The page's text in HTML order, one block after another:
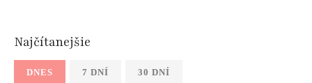
Najčítanejšie
DNES 7 DNÍ 30 DNÍ